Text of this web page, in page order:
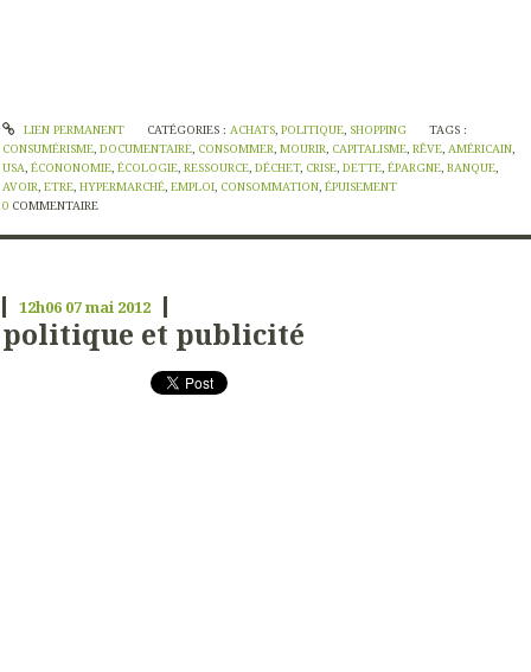
LIEN PERMANENT CATÉGORIES : ACHATS, POLITIQUE, SHOPPING
TAGS :
CONSUMÉRISME, DOCUMENTAIRE, CONSOMMER, MOURIR, CAPITALISME, RÊVE, AMÉRICAIN,
USA, ÉCONONOMIE, ÉCOLOGIE, RESSOURCE, DÉCHET, CRISE, DETTE, ÉPARGNE, BANQUE,
AVOIR, ETRE, HYPERMARCHÉ, EMPLOI, CONSOMMATION, ÉPUISEMENT
0 COMMENTAIRE
12h06 07mai 2012
politique et publicité